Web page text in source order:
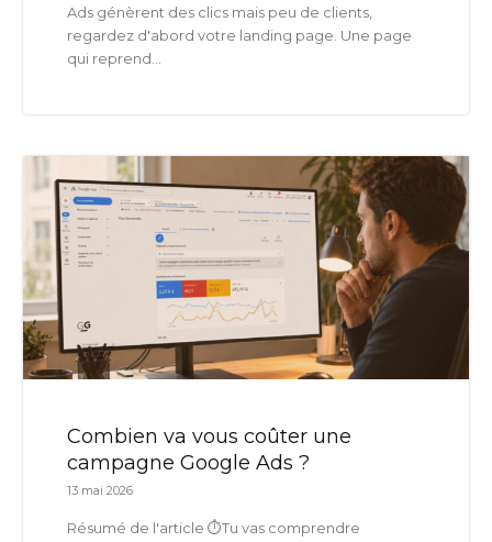
Ads génèrent des clics mais peu de clients,
regardez d'abord votre landing page. Une page
qui reprend...
Combien va vous coûter une
campagne Google Ads ?
13 mai 2026
Résumé de l'article ⏱️Tu vas comprendre